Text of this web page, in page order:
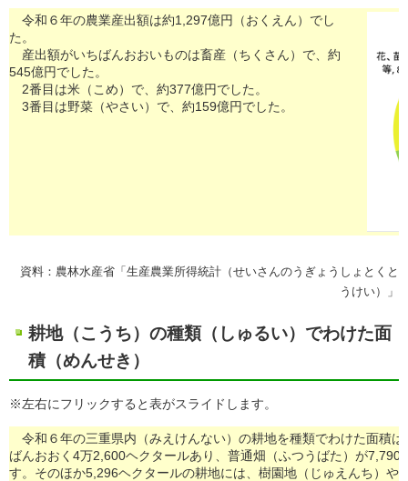
令和６年の農業産出額は約1,297億円（おくえん）でし
た。
産出額がいちばんおおいものは畜産（ちくさん）で、約
545億円でした。
2番目は米（こめ）で、約377億円でした。
3番目は野菜（やさい）で、約159億円でした。
資料：農林水産省「生産農業所得統計（せいさんのうぎょうしょとくと
うけい）」
耕地（こうち）の種類（しゅるい）でわけた面
積（めんせき）
※左右にフリックすると表がスライドします。
令和６年の三重県内（みえけんない）の耕地を種類でわけた面積
ばんおおく4万2,600ヘクタールあり、普通畑（ふつうばた）が7,790
す。そのほか5,296ヘクタールの耕地には、樹園地（じゅえんち）や